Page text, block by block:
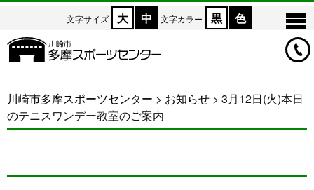
文字サイズ 大 中 文字カラー 黒 色
川崎市多摩スポーツセンター > お知らせ > 3月12日(火)本日
のテニスワンデー教室のご案内